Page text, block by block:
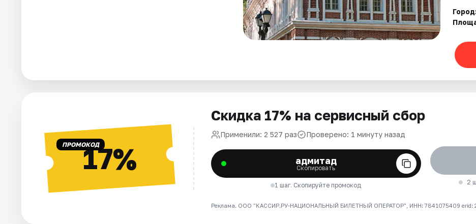
Артисты
Рейтинги
ПРОМОКОД17%
Скидка 17% на сервисный сбор
Применили: 2 527 раз Проверено: 1 минуту назад
адмитад
Скопировать
1 шаг. Скопируйте промокод
2
Реклама. ООО "КАССИР.РУ-НАЦИОНАЛЬНЫЙ БИЛЕТНЫЙ ОПЕРАТОР", ИНН: 7841075409 erid: